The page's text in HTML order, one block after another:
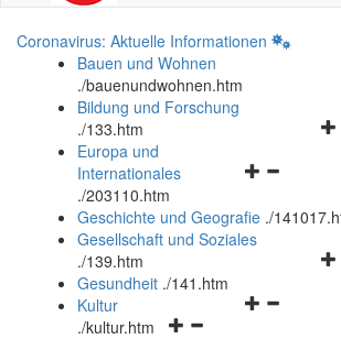
Coronavirus: Aktuelle Informationen
Bauen und Wohnen
./bauenundwohnen.htm
Bildung und Forschung
./133.htm
und
schließen
Europa und
Internationales
./203110.htm
Geschichte und Geografie ./
Gesellschaft und Soziales
./139.htm
Gesundheit ./141.htm
Navigationsmenü
Kultur
./kultur.htm